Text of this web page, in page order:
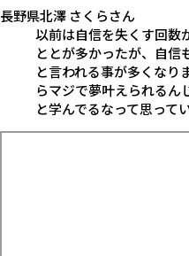
長野県北澤 さくらさん
以前は自信を失くす回数
ととが多かったが、自信
と言われる事が多くなり
らマジで夢叶えられるん
と学んでるなって思って